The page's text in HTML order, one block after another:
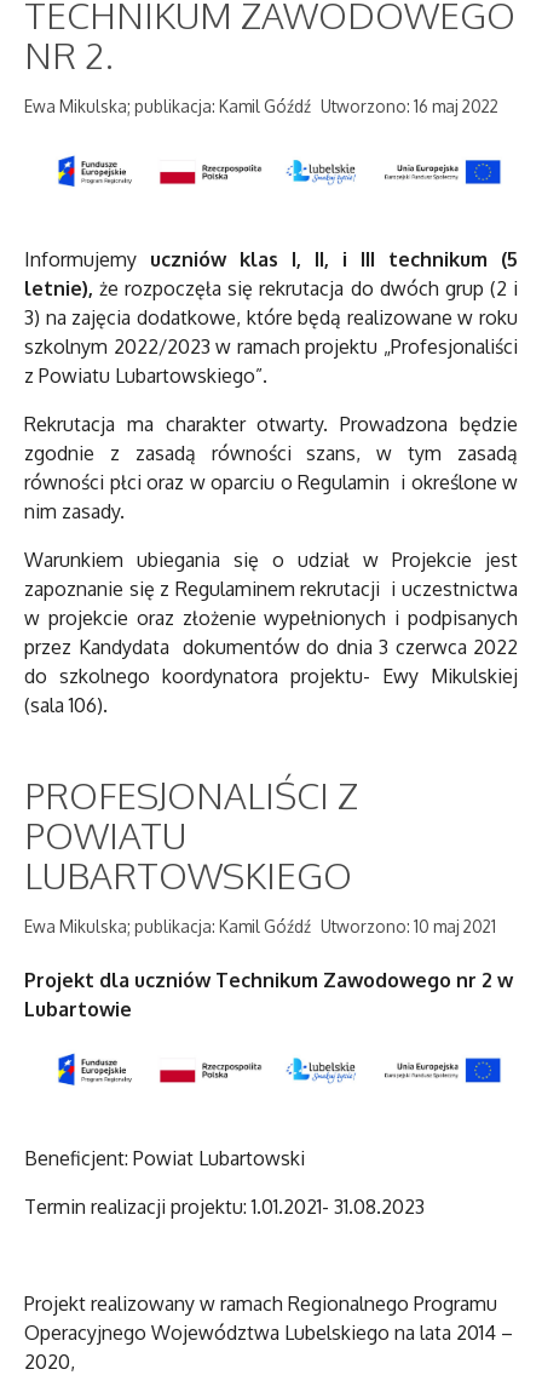
TECHNIKUM ZAWODOWEGO
NR 2.
Ewa Mikulska; publikacja: Kamil Góźdź Utworzono: 16 maj 2022
Informujemy uczniów klas I, II, i III technikum (5
letnie), że rozpoczęła się rekrutacja do dwóch grup (2 i
3) na zajęcia dodatkowe, które będą realizowane w roku
szkolnym 2022/2023 w ramach projektu „Profesjonaliści
z Powiatu Lubartowskiego”.
Rekrutacja ma charakter otwarty. Prowadzona będzie
zgodnie z zasadą równości szans, w tym zasadą
równości płci oraz w oparciu o Regulamin i określone w
nim zasady.
Warunkiem ubiegania się o udział w Projekcie jest
zapoznanie się z Regulaminem rekrutacji i uczestnictwa
w projekcie oraz złożenie wypełnionych i podpisanych
przez Kandydata dokumentów do dnia 3 czerwca 2022
do szkolnego koordynatora projektu- Ewy Mikulskiej
(sala 106).
PROFESJONALIŚCI Z
POWIATU
LUBARTOWSKIEGO
Ewa Mikulska; publikacja: Kamil Góźdź Utworzono: 10 maj 2021
Projekt dla uczniów Technikum Zawodowego nr 2 w
Lubartowie
Beneficjent: Powiat Lubartowski
Termin realizacji projektu: 1.01.2021- 31.08.2023
Projekt realizowany w ramach Regionalnego Programu
Operacyjnego Województwa Lubelskiego na lata 2014 –
2020,